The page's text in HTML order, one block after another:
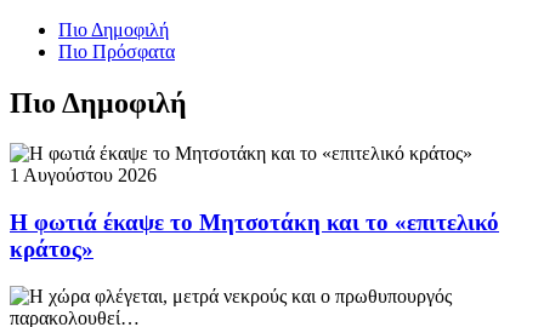
Πιο Δημοφιλή
Πιο Πρόσφατα
Πιο Δημοφιλή
1 Αυγούστου 2026
Η φωτιά έκαψε το Μητσοτάκη και το «επιτελικό
κράτος»